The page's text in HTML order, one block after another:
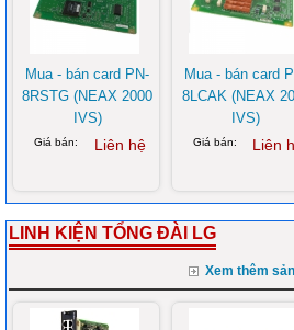
Mua - bán card PN-
8RSTG (NEAX 2000
IVS)
Giá bán: Liên hệ
Mua - bán card
8LCAK (NEAX
IVS)
Giá bán: Liên
LINH KIỆN TỔNG ĐÀI LG
Xem thêm